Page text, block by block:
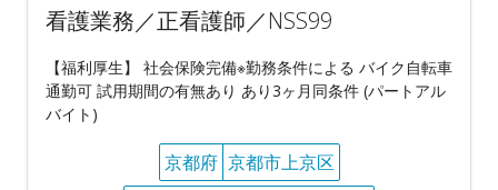
看護業務／正看護師／NSS99
【福利厚生】 社会保険完備※勤務条件による バイク自転車
通勤可 試用期間の有無あり あり3ヶ月同条件 (パートアル
バイト)
京都府 京都市上京区